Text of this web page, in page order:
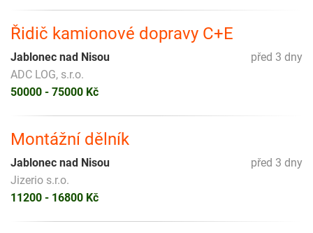
Řidič kamionové dopravy C+E
před 3 dny
Jablonec nad Nisou
ADC LOG, s.r.o.
50000 - 75000 Kč
Montážní dělník
před 3 dny
Jablonec nad Nisou
Jizerio s.r.o.
11200 - 16800 Kč